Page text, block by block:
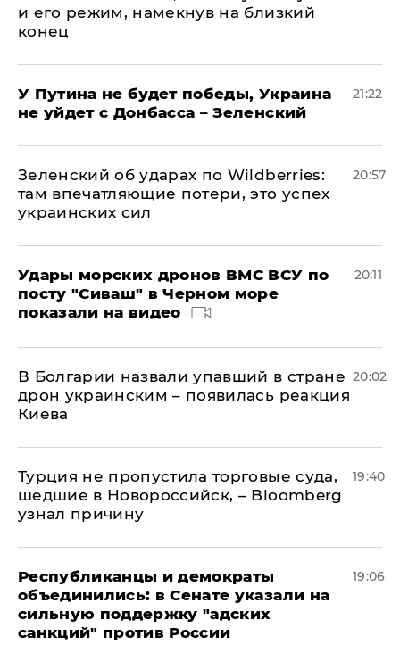
и его режим, намекнув на близкий
конец
У Путина не будет победы, Украина
не уйдет с Донбасса – Зеленский
21:22
Зеленский об ударах по Wildberries:
там впечатляющие потери, это успех
украинских сил
20:57
Удары морских дронов ВМС ВСУ по
посту "Сиваш" в Черном море
показали на видео
20:11
В Болгарии назвали упавший в стране
дрон украинским – появилась реакция
Киева
20:02
Турция не пропустила торговые суда,
шедшие в Новороссийск, – Bloomberg
узнал причину
19:40
Республиканцы и демократы
объединились: в Сенате указали на
сильную поддержку "адских
санкций" против России
19:06